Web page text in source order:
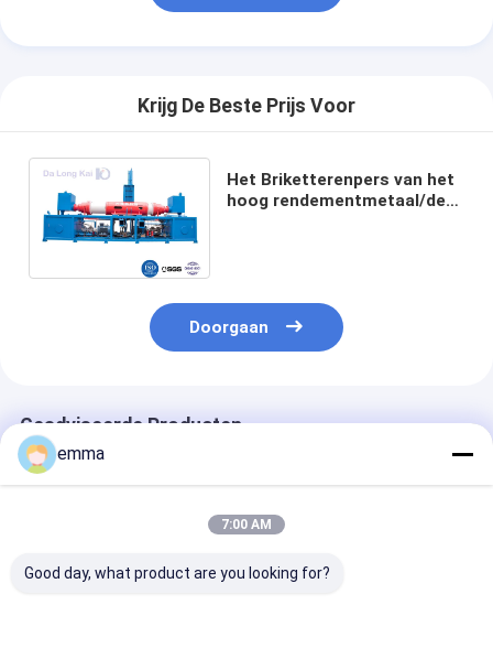
Krijg De Beste Prijs Voor
Het Briketterenpers van het
hoog rendementmetaal/de
Doorgaan
Geadviseerde Producten
emma
7:00 AM
Good day, what product are you looking for?